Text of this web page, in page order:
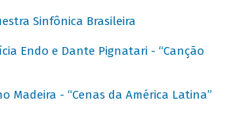
Sinfônica Brasileira
Endo e Dante Pignatari - “Canção
Madeira - “Cenas da América Latina”